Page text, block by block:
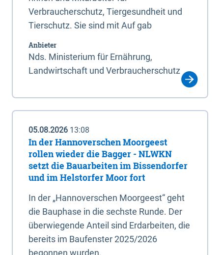
Verbraucherschutz, Tiergesundheit und
Tierschutz. Sie sind mit Auf gab
Anbieter
Nds. Ministerium für Ernährung,
Landwirtschaft und Verbraucherschutz
05.08.2026 13:08
In der Hannoverschen Moorgeest
rollen wieder die Bagger - NLWKN
setzt die Bauarbeiten im Bissendorfer
und im Helstorfer Moor fort
In der „Hannoverschen Moorgeest“ geht
die Bauphase in die sechste Runde. Der
überwiegende Anteil sind Erdarbeiten, die
bereits im Baufenster 2025/2026